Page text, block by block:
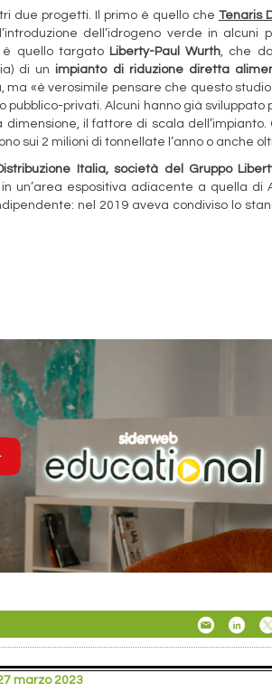
due progetti. Il primo è quello che Tenaris
dell’idrogeno verde in alcuni
è quello targato Liberty-Paul Wurth, che
di un impianto di riduzione diretta
ma «è verosimile pensare che questo
pubblico-privati. Alcuni hanno già sviluppato
il fattore di scala dell’impianto.
sui 2 milioni di tonnellate l’anno o anche
Italia, società del Gruppo
in un’area espositiva adiacente a quella di
nel 2019 aveva condiviso lo
marzo 2023